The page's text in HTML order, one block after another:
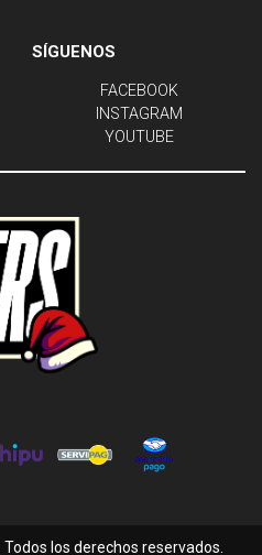
SÍGUENOS
FACEBOOK
INSTAGRAM
YOUTUBE
Todos los derechos reservados.